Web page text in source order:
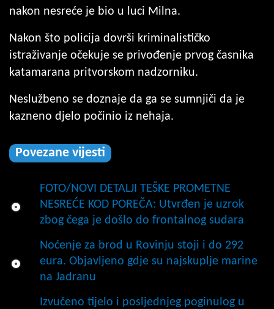
nakon nesreće je bio u luci Milna.
Nakon što policija dovrši kriminalističko
istraživanje očekuje se privođenje prvog časnika
katamarana pritvorskom nadzorniku.
Neslužbeno se doznaje da ga se sumnjiči da je
kazneno djelo počinio iz nehaja.
Povezane vijesti
FOTO/NOVI DETALJI TEŠKE PROMETNE
NESREĆE KOD POREČA: Utvrđen je uzrok
zbog čega je došlo do frontalnog sudara
Noćenje za brod u Rovinju stoji i do 292
eura. Objavljeno gdje su najskuplje marine
na Jadranu
Izvučeno tijelo i posljednjeg poginulog u